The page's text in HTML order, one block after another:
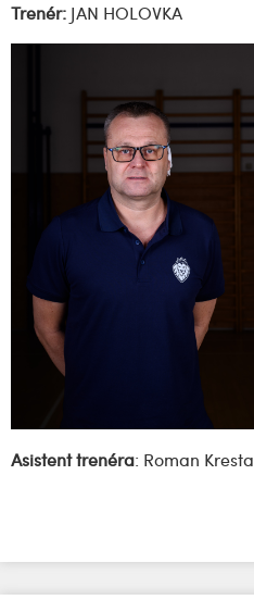
Trenér: JAN HOLOVKA
Asistent trenéra: Roman Kresta